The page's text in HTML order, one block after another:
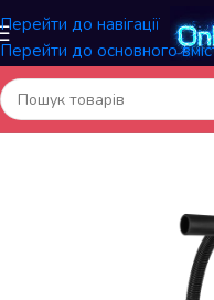
Перейти до навігації
Перейти до основного
Головна/Автомобільні